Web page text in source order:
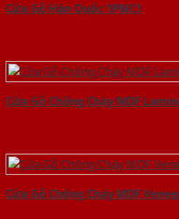
Cửa Gỗ Hàn Quốc 1PNC1
Cửa Gỗ Chống Cháy MDF
Cửa Gỗ Chống Cháy MDF